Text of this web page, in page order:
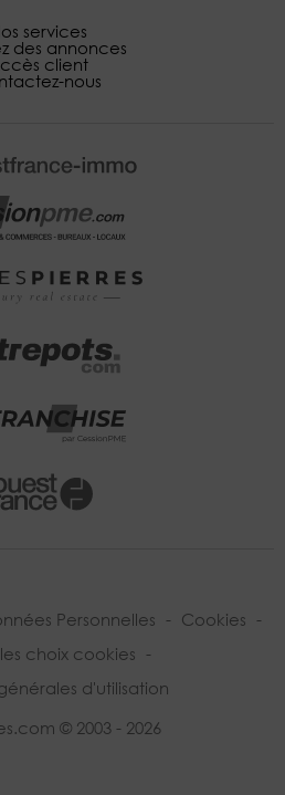
services
des annonces
client
nous
Personnelles - Cookies -
choix cookies -
d'utilisation
© 2003 - 2026